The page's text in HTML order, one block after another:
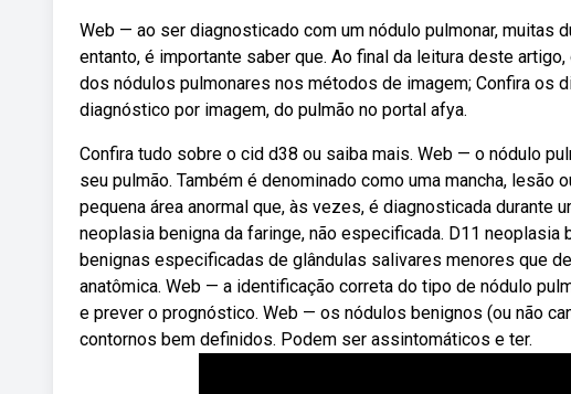
Web — ao ser diagnosticado com um nódulo pulmonar, muitas
entanto, é importante saber que. Ao final da leitura deste
dos nódulos pulmonares nos métodos de imagem; Confira os
diagnóstico por imagem, do pulmão no portal afya.
Confira tudo sobre o cid d38 ou saiba mais. Web — o nódulo
seu pulmão. Também é denominado como uma mancha, lesão
pequena área anormal que, às vezes, é diagnosticada durante
neoplasia benigna da faringe, não especificada. D11
benignas especificadas de glândulas salivares menores que
anatômica. Web — a identificação correta do tipo de nódulo
e prever o prognóstico. Web — os nódulos benignos (ou não
contornos bem definidos. Podem ser assintomáticos e ter.